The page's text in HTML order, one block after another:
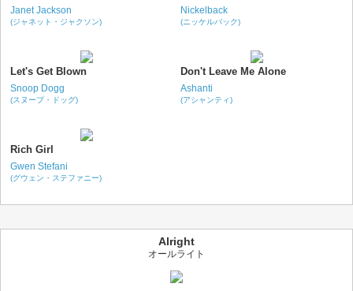
Janet Jackson
(ジャネット・ジャクソン)
Nickelback
(ニッケルバック)
Let's Get Blown
Snoop Dogg
(スヌープ・ドッグ)
Don't Leave Me Alone
Ashanti
(アシャンティ)
Rich Girl
Gwen Stefani
(グウェン・ステファニー)
Alright
オールライト